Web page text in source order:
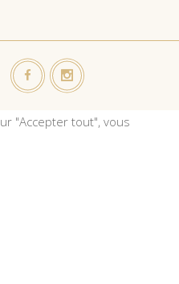
"Accepter tout", vous